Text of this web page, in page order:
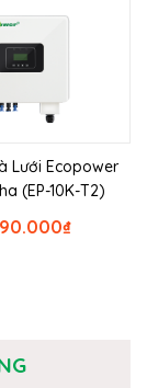
Lưới Ecopower
(EP-10K-T2)
₫